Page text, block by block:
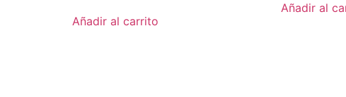
Añadir al carrito
Añadir al